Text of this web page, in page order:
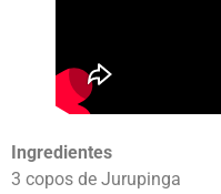
Ingredientes
3 copos de Jurupinga